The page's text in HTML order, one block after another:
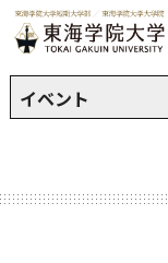
イベント